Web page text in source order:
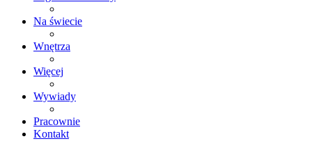
Na świecie
Wnętrza
Więcej
Wywiady
Pracownie
Kontakt